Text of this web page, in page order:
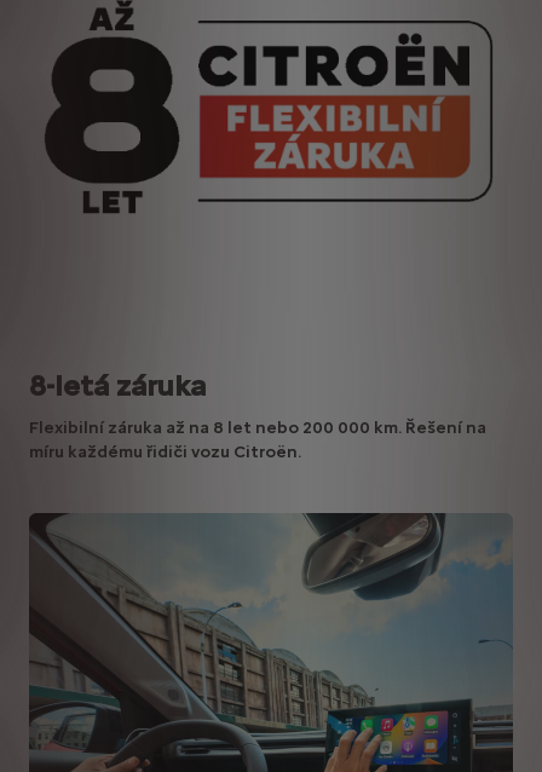
8-letá záruka
Flexibilní záruka až na 8 let nebo 200 000 km. Řešení na
míru každému řidiči vozu Citroën.